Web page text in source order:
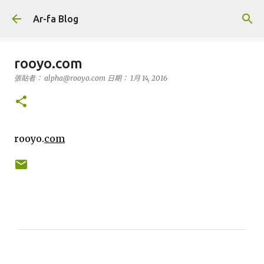
Ar-fa Blog
rooyo.com
張貼者： alpha@rooyo.com 日期： 1月 14, 2016
rooyo.com